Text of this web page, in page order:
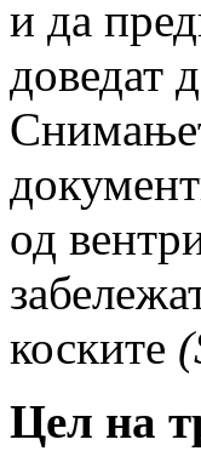
и да
доведат
од
коските (
Цел на